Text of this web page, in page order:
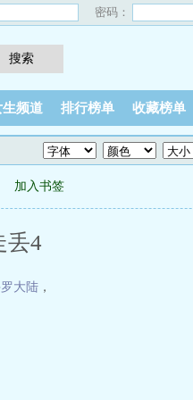
密码：
生频道 排行榜单 收藏榜单
加入书签
丢4
大陆 ，